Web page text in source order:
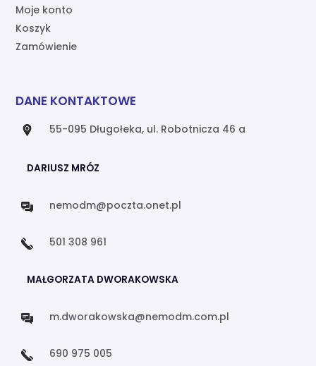
Moje konto
Koszyk
Zamówienie
DANE KONTAKTOWE
55-095 Długołeka, ul. Robotnicza 46 a
DARIUSZ MRÓZ
nemodm@poczta.onet.pl
501 308 961
MAŁGORZATA DWORAKOWSKA
m.dworakowska@nemodm.com.pl
690 975 005